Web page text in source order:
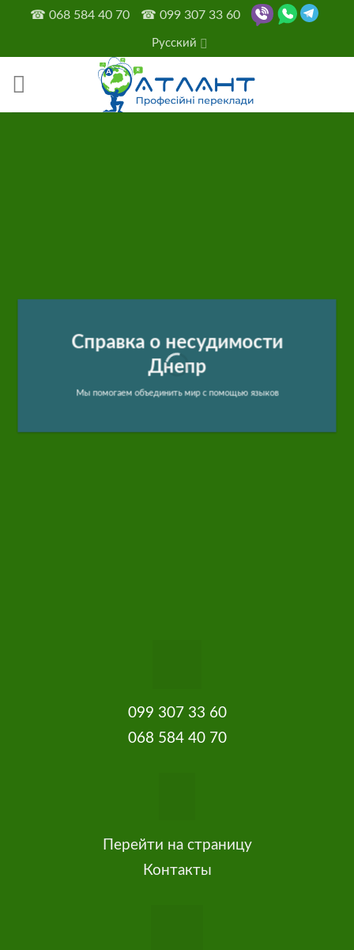
content
☎ 068 584 40 70 ☎ 099 307 33 60
Русский
Справка о несудимости
Днепр
Мы помогаем объединить мир с помощью языков
099 307 33 60
068 584 40 70
Перейти на страницу
Контакты